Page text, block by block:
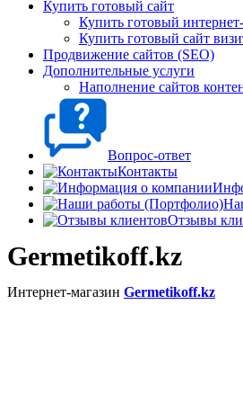
Купить готовый сайт
Купить готовый
Купить готовый сайт
Продвижение сайтов (SEO)
Дополнительные услуги
Наполнение сайтов
Вопрос-ответ
Контакты
Отзывы
Germetikoff.kz
Интернет-магазин Germetikoff.kz